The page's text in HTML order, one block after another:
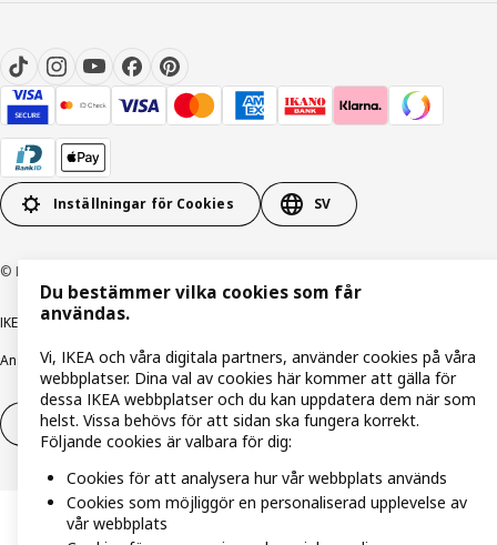
Inställningar för Cookies SV
© Inter IKEA Systems B.V. 1999-2026
IKEA Family integritetspolicy
Ansvarsfullt avslöjandepolicyE-postKöp- & leveransvillkorBolagsinformation
Utöva ångerrätt Utöva ångerrätten för tjänster
Du bestämmer vilka cookies som får
användas.
Vi, IKEA och våra digitala partners, använder cookies på våra
webbplatser. Dina val av cookies här kommer att gälla för
dessa IKEA webbplatser och du kan uppdatera dem när som
helst. Vissa behövs för att sidan ska fungera korrekt.
Följande cookies är valbara för dig:
Cookies för att analysera hur vår webbplats används
Cookies som möjliggör en personaliserad upplevelse av
vår webbplats